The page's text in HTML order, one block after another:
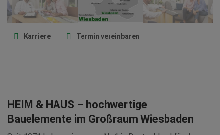
Karriere Termin vereinbaren
HEIM & HAUS – hochwertige
Bauelemente im Großraum Wiesbaden